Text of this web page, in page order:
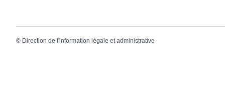
© Direction de l'information légale et administrative